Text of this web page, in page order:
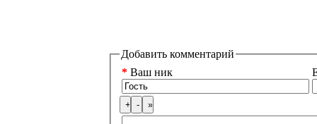
Добавить комментарий
* Ваш ник